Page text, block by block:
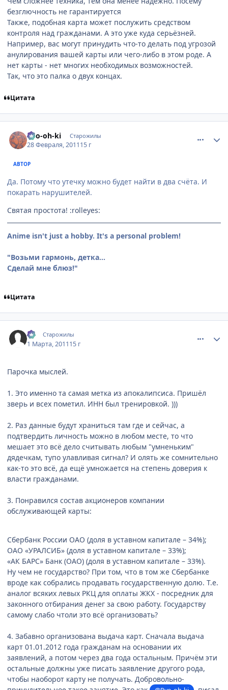
безглючность не гарантируется
Также, подобная карта может послужить средством
контроля над гражданами. А это уже куда серьёзней.
Например, вас могут принудить что-то делать под угрозой
анулирования вашей карты или чего-либо в этом роде. А
нет карты - нет многих необходимых возможностей.
Так, что это палка о двух концах.
Цитата
Ryo-oh-ki Старожилы
28 Февраля, 201115 г
АВТОР
Да. Потому что утечку можно будет найти в два счёта. И
покарать нарушителей.
Святая простота! :rolleyes:
Anime isn't just a hobby. It's a personal problem!
"Возьми гармонь, детка...
Сделай мне блюз!"
Цитата
:-) Старожилы
1 Марта, 201115 г
Парочка мыслей.
1. Это именно та самая метка из апокалипсиса. Пришёл
зверь и всех пометил. ИНН был тренировкой. )))
2. Раз данные будут храниться там где и сейчас, а
подтвердить личность можно в любом месте, то что
мешает это всё дело считывать любым "умненьким"
дядечкам, тупо улавливая сигнал? И олять же сомнительно
как-то это всё, да ещё умножается на степень доверия к
власти гражданами.
3. Понравился состав акционеров компании
обслуживающей карты:
Сбербанк России ОАО (доля в уставном капитале – 34%);
ОАО «УРАЛСИБ» (доля в уставном капитале – 33%);
«АК БАРС» Банк (ОАО) (доля в уставном капитале – 33%).
Ну чем не государство? При том, что в том же Сбербанке
вроде как собрались продавать государственную долю. Т.е.
аналог всяких левых РКЦ для оплаты ЖКХ - посредник для
законного отбирания денег за свою работу. Государству
самому слабо чтоли это всё организовать?
4. Забавно организована выдача карт. Сначала выдача
карт 01.01.2012 года гражданам на основании их
заявлений, а потом через два года остальным. Причём эти
остальные должны уже писать заявление другого рода,
чтобы наоборот карту не получать. Добровольно-